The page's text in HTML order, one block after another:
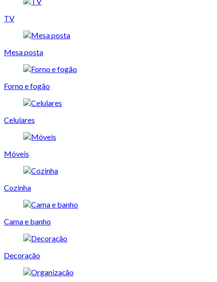
TV
Mesa posta
Forno e fogão
Celulares
Móveis
Cozinha
Cama e banho
Decoração